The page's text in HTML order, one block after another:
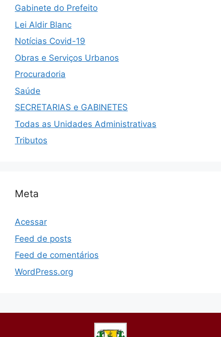
Gabinete do Prefeito
Lei Aldir Blanc
Notícias Covid-19
Obras e Serviços Urbanos
Procuradoria
Saúde
SECRETARIAS e GABINETES
Todas as Unidades Administrativas
Tributos
Meta
Acessar
Feed de posts
Feed de comentários
WordPress.org